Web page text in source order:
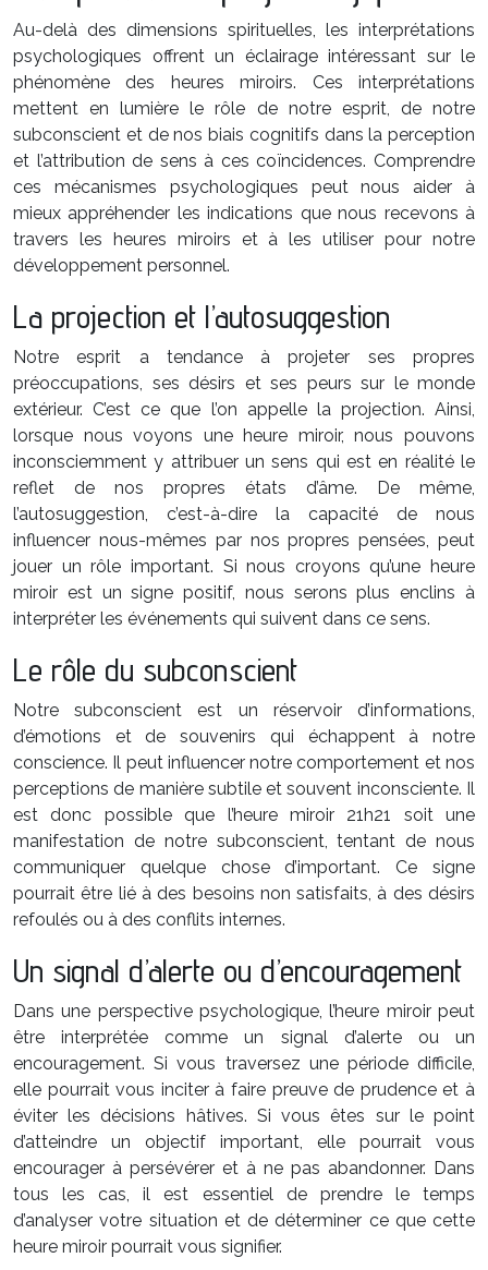
Au-delà des dimensions spirituelles, les interprétations
psychologiques offrent un éclairage intéressant sur le
phénomène des heures miroirs. Ces interprétations
mettent en lumière le rôle de notre esprit, de notre
subconscient et de nos biais cognitifs dans la perception
et l’attribution de sens à ces coïncidences. Comprendre
ces mécanismes psychologiques peut nous aider à
mieux appréhender les indications que nous recevons à
travers les heures miroirs et à les utiliser pour notre
développement personnel.
La projection et l’autosuggestion
Notre esprit a tendance à projeter ses propres
préoccupations, ses désirs et ses peurs sur le monde
extérieur. C’est ce que l’on appelle la projection. Ainsi,
lorsque nous voyons une heure miroir, nous pouvons
inconsciemment y attribuer un sens qui est en réalité le
reflet de nos propres états d’âme. De même,
l’autosuggestion, c’est-à-dire la capacité de nous
influencer nous-mêmes par nos propres pensées, peut
jouer un rôle important. Si nous croyons qu’une heure
miroir est un signe positif, nous serons plus enclins à
interpréter les événements qui suivent dans ce sens.
Le rôle du subconscient
Notre subconscient est un réservoir d’informations,
d’émotions et de souvenirs qui échappent à notre
conscience. Il peut influencer notre comportement et nos
perceptions de manière subtile et souvent inconsciente. Il
est donc possible que l’heure miroir 21h21 soit une
manifestation de notre subconscient, tentant de nous
communiquer quelque chose d’important. Ce signe
pourrait être lié à des besoins non satisfaits, à des désirs
refoulés ou à des conflits internes.
Un signal d’alerte ou d’encouragement
Dans une perspective psychologique, l’heure miroir peut
être interprétée comme un signal d’alerte ou un
encouragement. Si vous traversez une période difficile,
elle pourrait vous inciter à faire preuve de prudence et à
éviter les décisions hâtives. Si vous êtes sur le point
d’atteindre un objectif important, elle pourrait vous
encourager à persévérer et à ne pas abandonner. Dans
tous les cas, il est essentiel de prendre le temps
d’analyser votre situation et de déterminer ce que cette
heure miroir pourrait vous signifier.